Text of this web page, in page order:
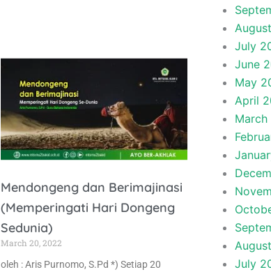
Mendongeng dan Berimajinasi
(Memperingati Hari Dongeng
Sedunia)
March 20, 2022
oleh : Aris Purnomo, S.Pd *) Setiap 20
July
June
May
April
July